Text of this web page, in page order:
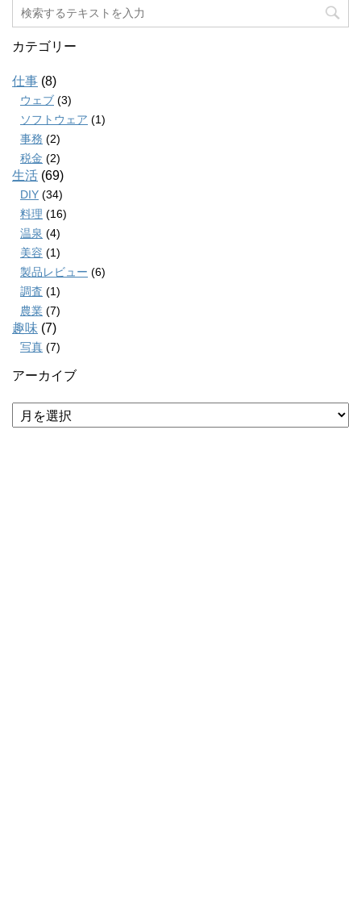
カテゴリー
仕事 (8)
ウェブ (3)
ソフトウェア (1)
事務 (2)
税金 (2)
生活 (69)
DIY (34)
料理 (16)
温泉 (4)
美容 (1)
製品レビュー (6)
調査 (1)
農業 (7)
趣味 (7)
写真 (7)
アーカイブ
ア
ー